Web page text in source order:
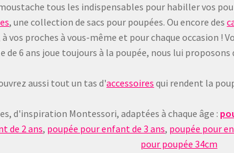
tous les indispensables pour habiller vos
, une collection de sacs pour poupées. Ou encore des
vos proches à vous-même et pour chaque occasion !
de 6 ans joue toujours à la poupée, nous lui
aussi tout un tas d'accessoires qui rendent la
d'inspiration Montessori, adaptées à chaque âge :
de 2 ans, poupée pour enfant de 3 ans, poupée pour
pour poupée 34cm